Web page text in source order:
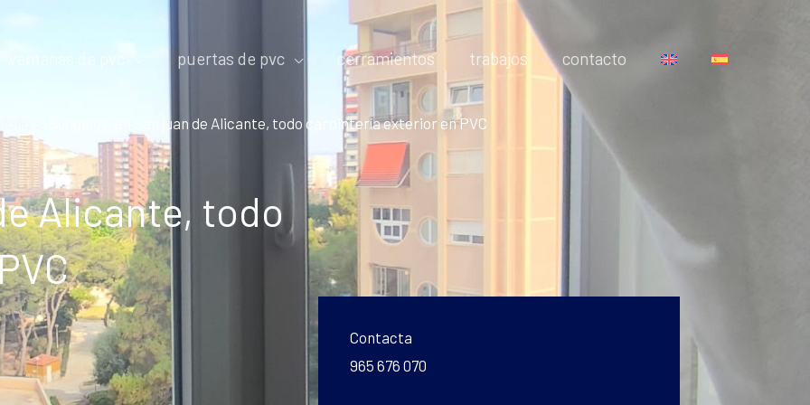
puertas de pvc cerramientos trabajos contacto
Bungalow en San juan de Alicante, todo carpintería exterior en PVC
Alicante, todo
Contacta
965 676 070